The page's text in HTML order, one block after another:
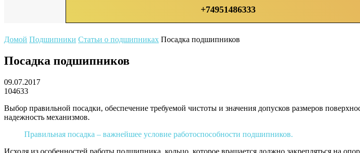
+74951486333
Домой Подшипники Статьи о подшипниках Посадка подшипников
Посадка подшипников
09.07.2017
104633
Выбор правильной посадки, обеспечение требуемой чистоты и значения допусков размеров
надежность механизмов.
Правильная посадка – важнейшее условие работоспособности подшипников.
Исходя из особенностей работы подшипника, кольцо, которое вращается должно закрепляться на